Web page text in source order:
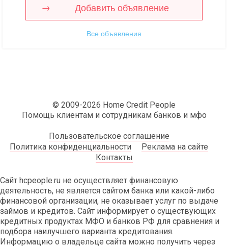
Добавить объявление
Все объявления
© 2009-2026 Home Credit People
Помощь клиентам и сотрудникам банков и мфо
Пользовательское соглашение
Политика конфиденциальности
Реклама на сайте
Контакты
Сайт hcpeople.ru не осуществляет финансовую
деятельность, не является сайтом банка или какой-либо
финансовой организации, не оказывает услуг по выдаче
займов и кредитов. Сайт информирует о существующих
кредитных продуктах МФО и банков РФ для сравнения и
подбора наилучшего варианта кредитования.
Информацию о владельце сайта можно получить через